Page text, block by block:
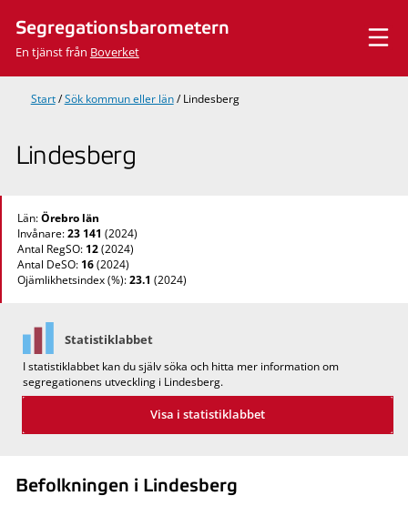
innehåll
Segregationsbarometern
En tjänst från Boverket
Start/Sök kommun eller län/Lindesberg
Lindesberg
Län:Örebro län
Invånare:23 141 (2024)
Antal RegSO: 12(2024)
Antal DeSO: 16(2024)
Ojämlikhetsindex (%):23.1 (2024)
Statistiklabbet
I statistiklabbet kan du själv söka och hitta mer information om
segregationens utveckling i Lindesberg.
Visa i statistiklabbet
Befolkningen i Lindesberg